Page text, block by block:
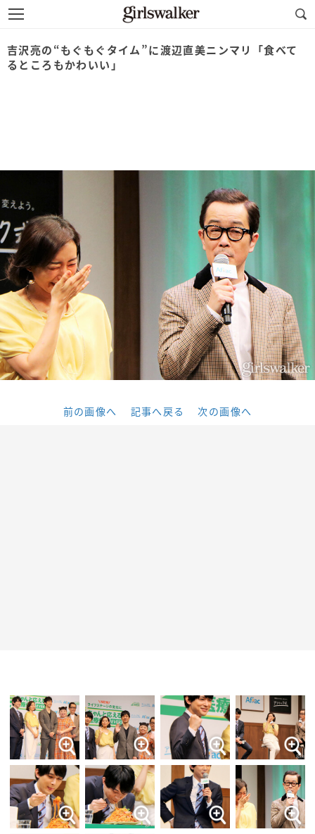
吉沢亮の“もぐもぐタイム”に渡辺直美ニンマリ「食べて
るところもかわいい」
前の画像へ 記事へ戻る 次の画像へ